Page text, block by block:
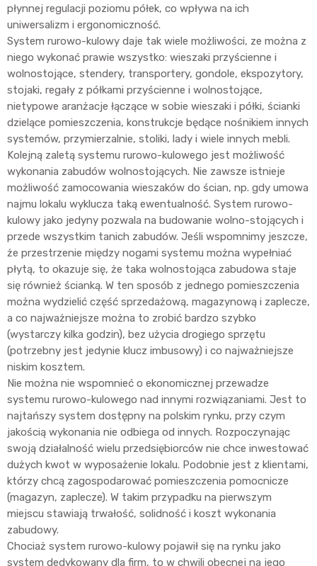
płynnej regulacji poziomu półek, co wpływa na ich
uniwersalizm i ergonomiczność.
System rurowo-kulowy daje tak wiele możliwości, ze można z
niego wykonać prawie wszystko: wieszaki przyścienne i
wolnostojące, stendery, transportery, gondole, ekspozytory,
stojaki, regały z półkami przyścienne i wolnostojące,
nietypowe aranżacje łączące w sobie wieszaki i półki, ścianki
dzielące pomieszczenia, konstrukcje będące nośnikiem innych
systemów, przymierzalnie, stoliki, lady i wiele innych mebli.
Kolejną zaletą systemu rurowo-kulowego jest możliwość
wykonania zabudów wolnostojących. Nie zawsze istnieje
możliwość zamocowania wieszaków do ścian, np. gdy umowa
najmu lokalu wyklucza taką ewentualność. System rurowo-
kulowy jako jedyny pozwala na budowanie wolno-stojących i
przede wszystkim tanich zabudów. Jeśli wspomnimy jeszcze,
że przestrzenie między nogami systemu można wypełniać
płytą, to okazuje się, że taka wolnostojąca zabudowa staje
się również ścianką. W ten sposób z jednego pomieszczenia
można wydzielić część sprzedażową, magazynową i zaplecze,
a co najważniejsze można to zrobić bardzo szybko
(wystarczy kilka godzin), bez użycia drogiego sprzętu
(potrzebny jest jedynie klucz imbusowy) i co najważniejsze
niskim kosztem.
Nie można nie wspomnieć o ekonomicznej przewadze
systemu rurowo-kulowego nad innymi rozwiązaniami. Jest to
najtańszy system dostępny na polskim rynku, przy czym
jakością wykonania nie odbiega od innych. Rozpoczynając
swoją działalność wielu przedsiębiorców nie chce inwestować
dużych kwot w wyposażenie lokalu. Podobnie jest z klientami,
którzy chcą zagospodarować pomieszczenia pomocnicze
(magazyn, zaplecze). W takim przypadku na pierwszym
miejscu stawiają trwałość, solidność i koszt wykonania
zabudowy.
Chociaż system rurowo-kulowy pojawił się na rynku jako
system dedykowany dla firm, to w chwili obecnej na jego